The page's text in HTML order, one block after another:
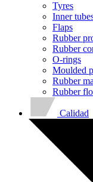
Tyres
Inner
Flaps
Rubber
Rubber
O-rings
Moulded
Rubber
Rubber
Calidad